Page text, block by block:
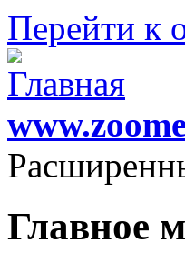
Перейти к
Главное